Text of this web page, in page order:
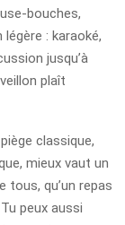
bouches,
: karaoké,
jusqu’à
plaît
classique,
mieux vaut un
tous, qu’un repas
peux aussi